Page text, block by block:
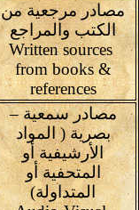
مصادر مرجعية من
الكتب والمراجع
Written sources
from books &
references
مصادر سمعية –
بصرية ( المواد
الأرشيفية أو
المتحفية أو
المتداولة)